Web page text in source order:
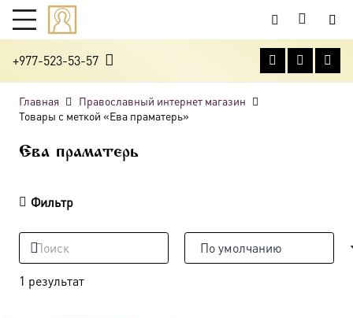
+977-523-53-57
Главная
Православный интернет магазин
Товары с меткой «Ева праматерь»
Ева праматерь
Фильтр
1 результат